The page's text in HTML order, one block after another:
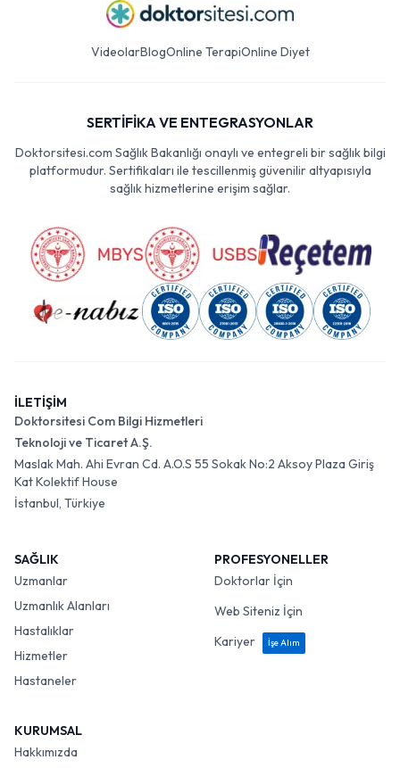
VideolarBlogOnline TerapiOnline Diyet
SERTİFİKA VE ENTEGRASYONLAR
Doktorsitesi.com Sağlık Bakanlığı onaylı ve entegreli bir sağlık bilgi
platformudur. Sertifikaları ile tescillenmiş güvenilir altyapısıyla
sağlık hizmetlerine erişim sağlar.
İLETİŞİM
Doktorsitesi Com Bilgi Hizmetleri
Teknoloji ve Ticaret A.Ş.
Maslak Mah. Ahi Evran Cd. A.O.S 55 Sokak No:2 Aksoy Plaza Giriş
Kat Kolektif House
İstanbul, Türkiye
SAĞLIK
Uzmanlar
Uzmanlık Alanları
Hastalıklar
Hizmetler
Hastaneler
PROFESYONELLER
Doktorlar İçin
Web Siteniz İçin
Kariyer
İşe Alım
KURUMSAL
Hakkımızda